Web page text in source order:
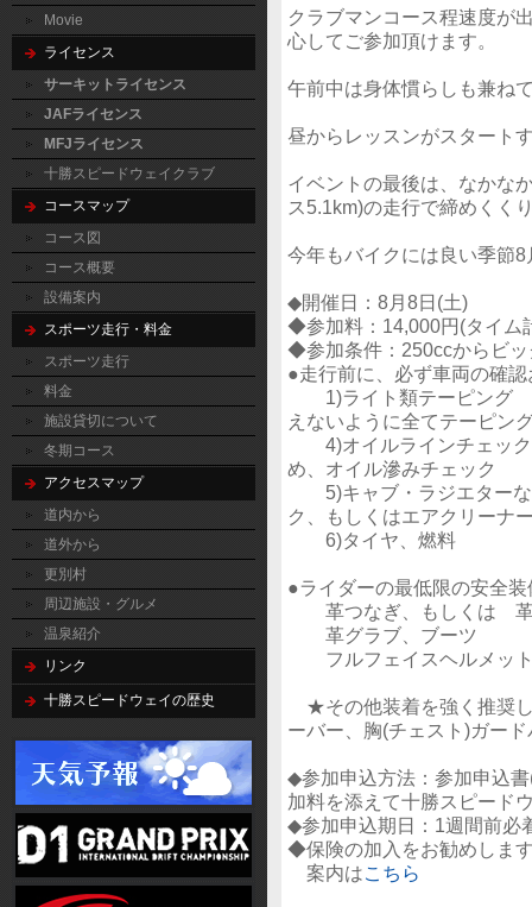
Movie
ライセンス
サーキットライセンス
JAFライセンス
MFJライセンス
十勝スピードウェイクラブ
コースマップ
コース図
コース概要
設備案内
スポーツ走行・料金
スポーツ走行
料金
施設貸切について
冬期コース
アクセスマップ
道内から
道外から
更別村
周辺施設・グルメ
温泉紹介
リンク
十勝スピードウェイの歴史
クラブマンコース程速度が
心してご参加頂けます。
午前中は身体慣らしも兼ね
昼からレッスンがスタート
イベントの最後は、なかな
ス5.1km)の走行で締めくく
今年もバイクには良い季節
◆開催日：8月8日(土)
◆参加料：14,000円(タイム
◆参加条件：250ccからビ
●走行前に、必ず車両の確
1)ライト類テーピング
えないように全てテーピン
4)オイルラインチェック
め、オイル滲みチェック
5)キャブ・ラジエターな
ク、もしくはエアクリーナ
6)タイヤ、燃料
●ライダーの最低限の安全装
革つなぎ、もしくは 革
革グラブ、ブーツ
フルフェイスヘルメッ
★その他装着を強く推奨
ーバー、胸(チェスト)ガー
◆参加申込方法：参加申込
加料を添えて十勝スピード
◆参加申込期日：1週間前必
◆保険の加入をお勧めしま
案内はこちら